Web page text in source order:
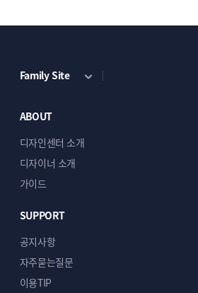
Family Site
ABOUT
디자인센터 소개
디자이너 소개
가이드
SUPPORT
공지사항
자주묻는질문
이용TIP